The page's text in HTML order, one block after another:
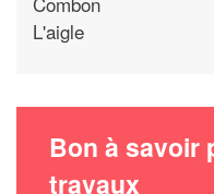
L'aigle
Bon à savoir
travaux